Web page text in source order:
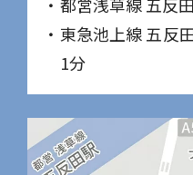
東急池上線 五反
1分